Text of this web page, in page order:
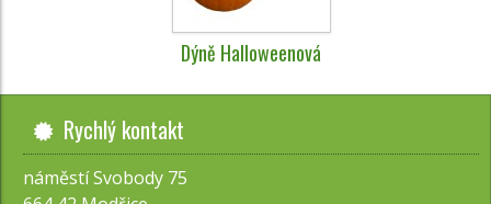
Dýně Halloweenová
Rychlý kontakt
náměstí Svobody 75